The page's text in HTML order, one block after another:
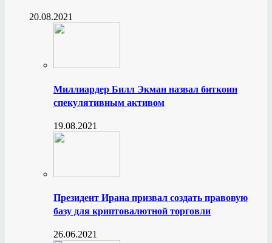
20.08.2021
Миллиардер Билл Экман назвал биткоин
спекулятивным активом
19.08.2021
Президент Ирана призвал создать правовую
базу для криптовалютной торговли
26.06.2021